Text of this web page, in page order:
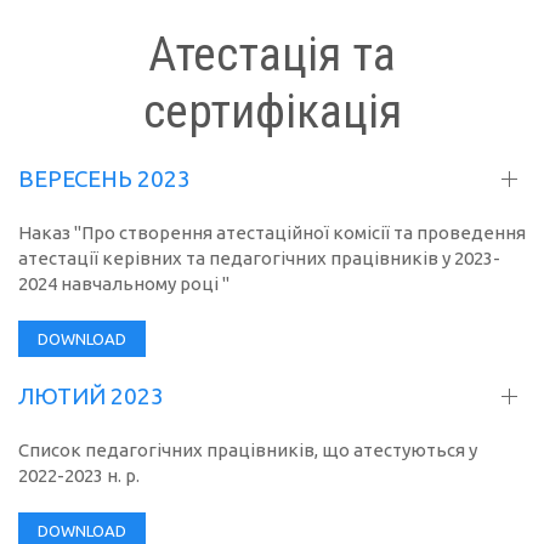
Атестація та
сертифікація
ВЕРЕСЕНЬ 2023
Наказ "Про створення атестаційної комісії та проведення
атестації керівних та педагогічних працівників у 2023-
2024 навчальному році "
DOWNLOAD
ЛЮТИЙ 2023
Список педагогічних працівників, що атестуються у
2022-2023 н. р.
DOWNLOAD